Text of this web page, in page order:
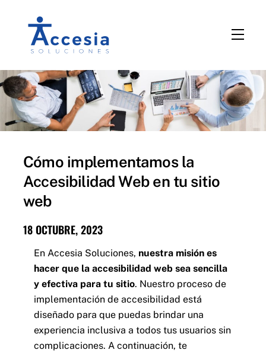
contenido
Cómo implementamos la
Accesibilidad Web en tu sitio
web
18 OCTUBRE, 2023
En Accesia Soluciones, nuestra misión es
hacer que la accesibilidad web sea sencilla
y efectiva para tu sitio. Nuestro proceso de
implementación de accesibilidad está
diseñado para que puedas brindar una
experiencia inclusiva a todos tus usuarios sin
complicaciones. A continuación, te